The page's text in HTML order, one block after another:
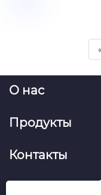
О нас
Продукты
Контакты